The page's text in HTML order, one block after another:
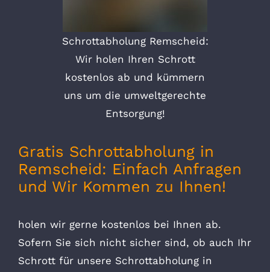
Schrottabholung Remscheid:
Wir holen Ihren Schrott
kostenlos ab und kümmern
uns um die umweltgerechte
Entsorgung!
Gratis Schrottabholung in
Remscheid: Einfach Anfragen
und Wir Kommen zu Ihnen!
holen wir gerne kostenlos bei Ihnen ab.
Sofern Sie sich nicht sicher sind, ob auch Ihr
Schrott für unsere Schrottabholung in